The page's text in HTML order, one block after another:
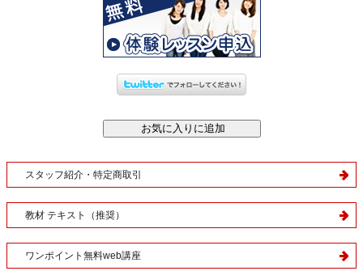
スタッフ紹介・特定商取引
教材 テキスト（推奨）
ワンポイント無料web講座